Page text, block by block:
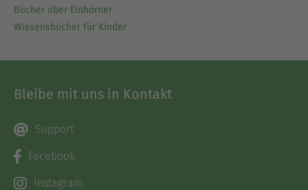
Bücher über Einhörner
Wissensbücher für Kinder
Bleibe mit uns in Kontakt
Support
Facebook
Instagram